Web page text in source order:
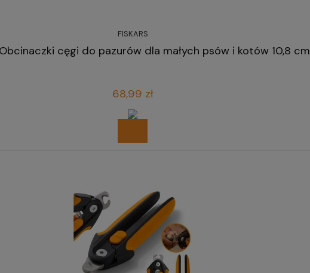
FISKARS
Obcinaczki cęgi do pazurów dla małych psów i kotów 10,8 cm
68,99 zł